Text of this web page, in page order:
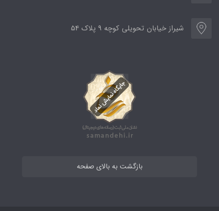
شیراز خیابان تحویلی کوچه 9 پلاک 54
بازگشت به بالای صفحه